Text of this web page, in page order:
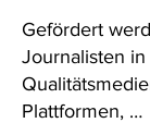
Gefördert
Journalisten
Plattformen, …